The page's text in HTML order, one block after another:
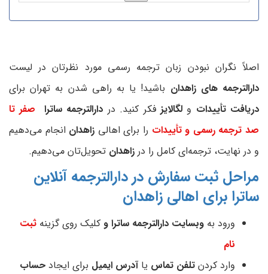
اصلاً نگران نبودن زبان ترجمه رسمی مورد نظرتان در لیست
دارالترجمه های زاهدان باشید! یا به راهی شدن به تهران برای
دریافت تأییدات ولگالایز فکر کنید. در دارالترجمه ساترا
صفر تا
صد ترجمه رسمی و تأییدات را برای اهالی زاهدان انجام می‌دهیم
و در نهایت، ترجمه‌ای کامل را در زاهدان تحویل‌تان می‌دهیم.
مراحل ثبت سفارش در دارالترجمه آنلاین
ساترا برای اهالی زاهدان
ورود به وبسایت دارالترجمه ساترا و کلیک روی گزینه ثبت
نام
وارد کردن تلفن تماس یاآدرس ایمیل برای ایجاد حساب